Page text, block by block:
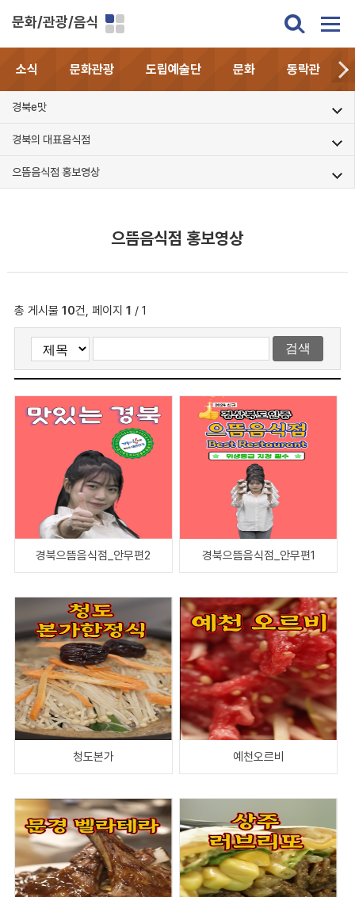
문화/관광/음식
소식 문화관광 도립예술단 문화 동락관
경북e맛
경북의 대표음식점
으뜸음식점 홍보영상
으뜸음식점 홍보영상
총 게시물 10건, 페이지 1 / 1
경북으뜸음식점_안무편2 경북으뜸음식점_안무편1
청도본가 예천오르비